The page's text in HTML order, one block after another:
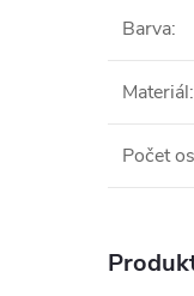
Barva:
Materiál:
Počet